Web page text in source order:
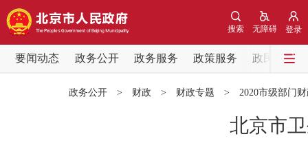
登录
无障碍
搜索
要闻动态 政务公开 政务服务 政策服务
政民互动
政务公开 > 财政 > 财政专题 > 2020市级部门
北京市